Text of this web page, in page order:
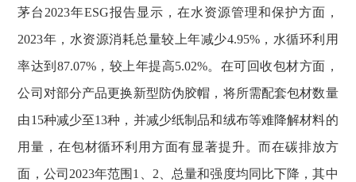
茅台2023年ESG报告显示，在水资源管理和保护方面，
2023年，水资源消耗总量较上年减少4.95%，水循环利用
率达到87.07%，较上年提高5.02%。在可回收包材方面，
公司对部分产品更换新型防伪胶帽，将所需配套包材数量
由15种减少至13种，并减少纸制品和绒布等难降解材料的
用量，在包材循环利用方面有显著提升。而在碳排放方
面，公司2023年范围1、2、总量和强度均同比下降，其中